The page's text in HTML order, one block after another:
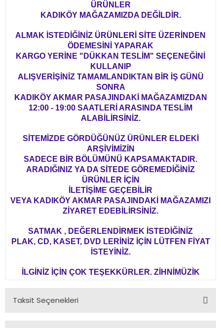
ÜRÜNLER
KADIKÖY MAĞAZAMIZDA DEĞİLDİR.
ALMAK İSTEDİĞİNİZ ÜRÜNLERİ SİTE ÜZERİNDEN
ÖDEMESİNİ YAPARAK
KARGO YERİNE "DÜKKAN TESLİM" SEÇENEĞİNİ
KULLANIP
ALIŞVERİŞİNİZ TAMAMLANDIKTAN BİR İŞ GÜNÜ
SONRA
KADIKÖY AKMAR PASAJINDAKİ MAĞAZAMIZDAN
12:00 - 19:00 SAATLERİ ARASINDA TESLİM
ALABİLİRSİNİZ.
SİTEMİZDE GÖRDÜĞÜNÜZ ÜRÜNLER ELDEKİ
ARŞİVİMİZİN
SADECE BİR BÖLÜMÜNÜ KAPSAMAKTADIR.
ARADIĞINIZ YA DA SİTEDE GÖREMEDİĞİNİZ
ÜRÜNLER İÇİN
İLETİŞİME GEÇEBİLİR
VEYA KADIKÖY AKMAR PASAJINDAKİ MAĞAZAMIZI
ZİYARET EDEBİLİRSİNİZ.
SATMAK , DEĞERLENDİRMEK İSTEDİĞİNİZ
PLAK, CD, KASET, DVD LERİNİZ İÇİN LÜTFEN FİYAT
İSTEYİNİZ.
İLGİNİZ İÇİN ÇOK TEŞEKKÜRLER. ZİHNİMÜZİK
Taksit Seçenekleri